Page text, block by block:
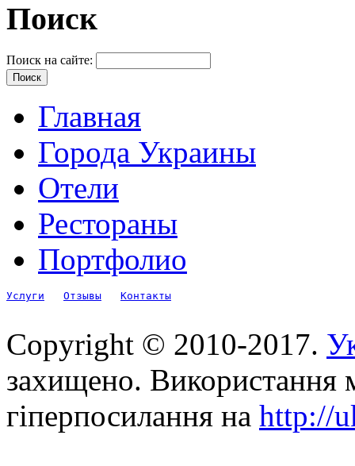
Поиск
Поиск на сайте:
Главная
Города Украины
Отели
Рестораны
Портфолио
Услуги Отзывы Контакты
Copyright © 2010-2017.
захищено. Використання
гіперпосилання на http://